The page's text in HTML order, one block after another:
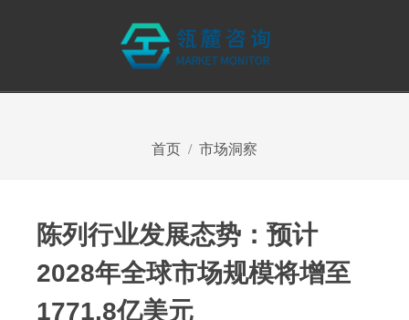
首页 市场洞察
陈列行业发展态势：预计
2028年全球市场规模将增至
1771.8亿美元